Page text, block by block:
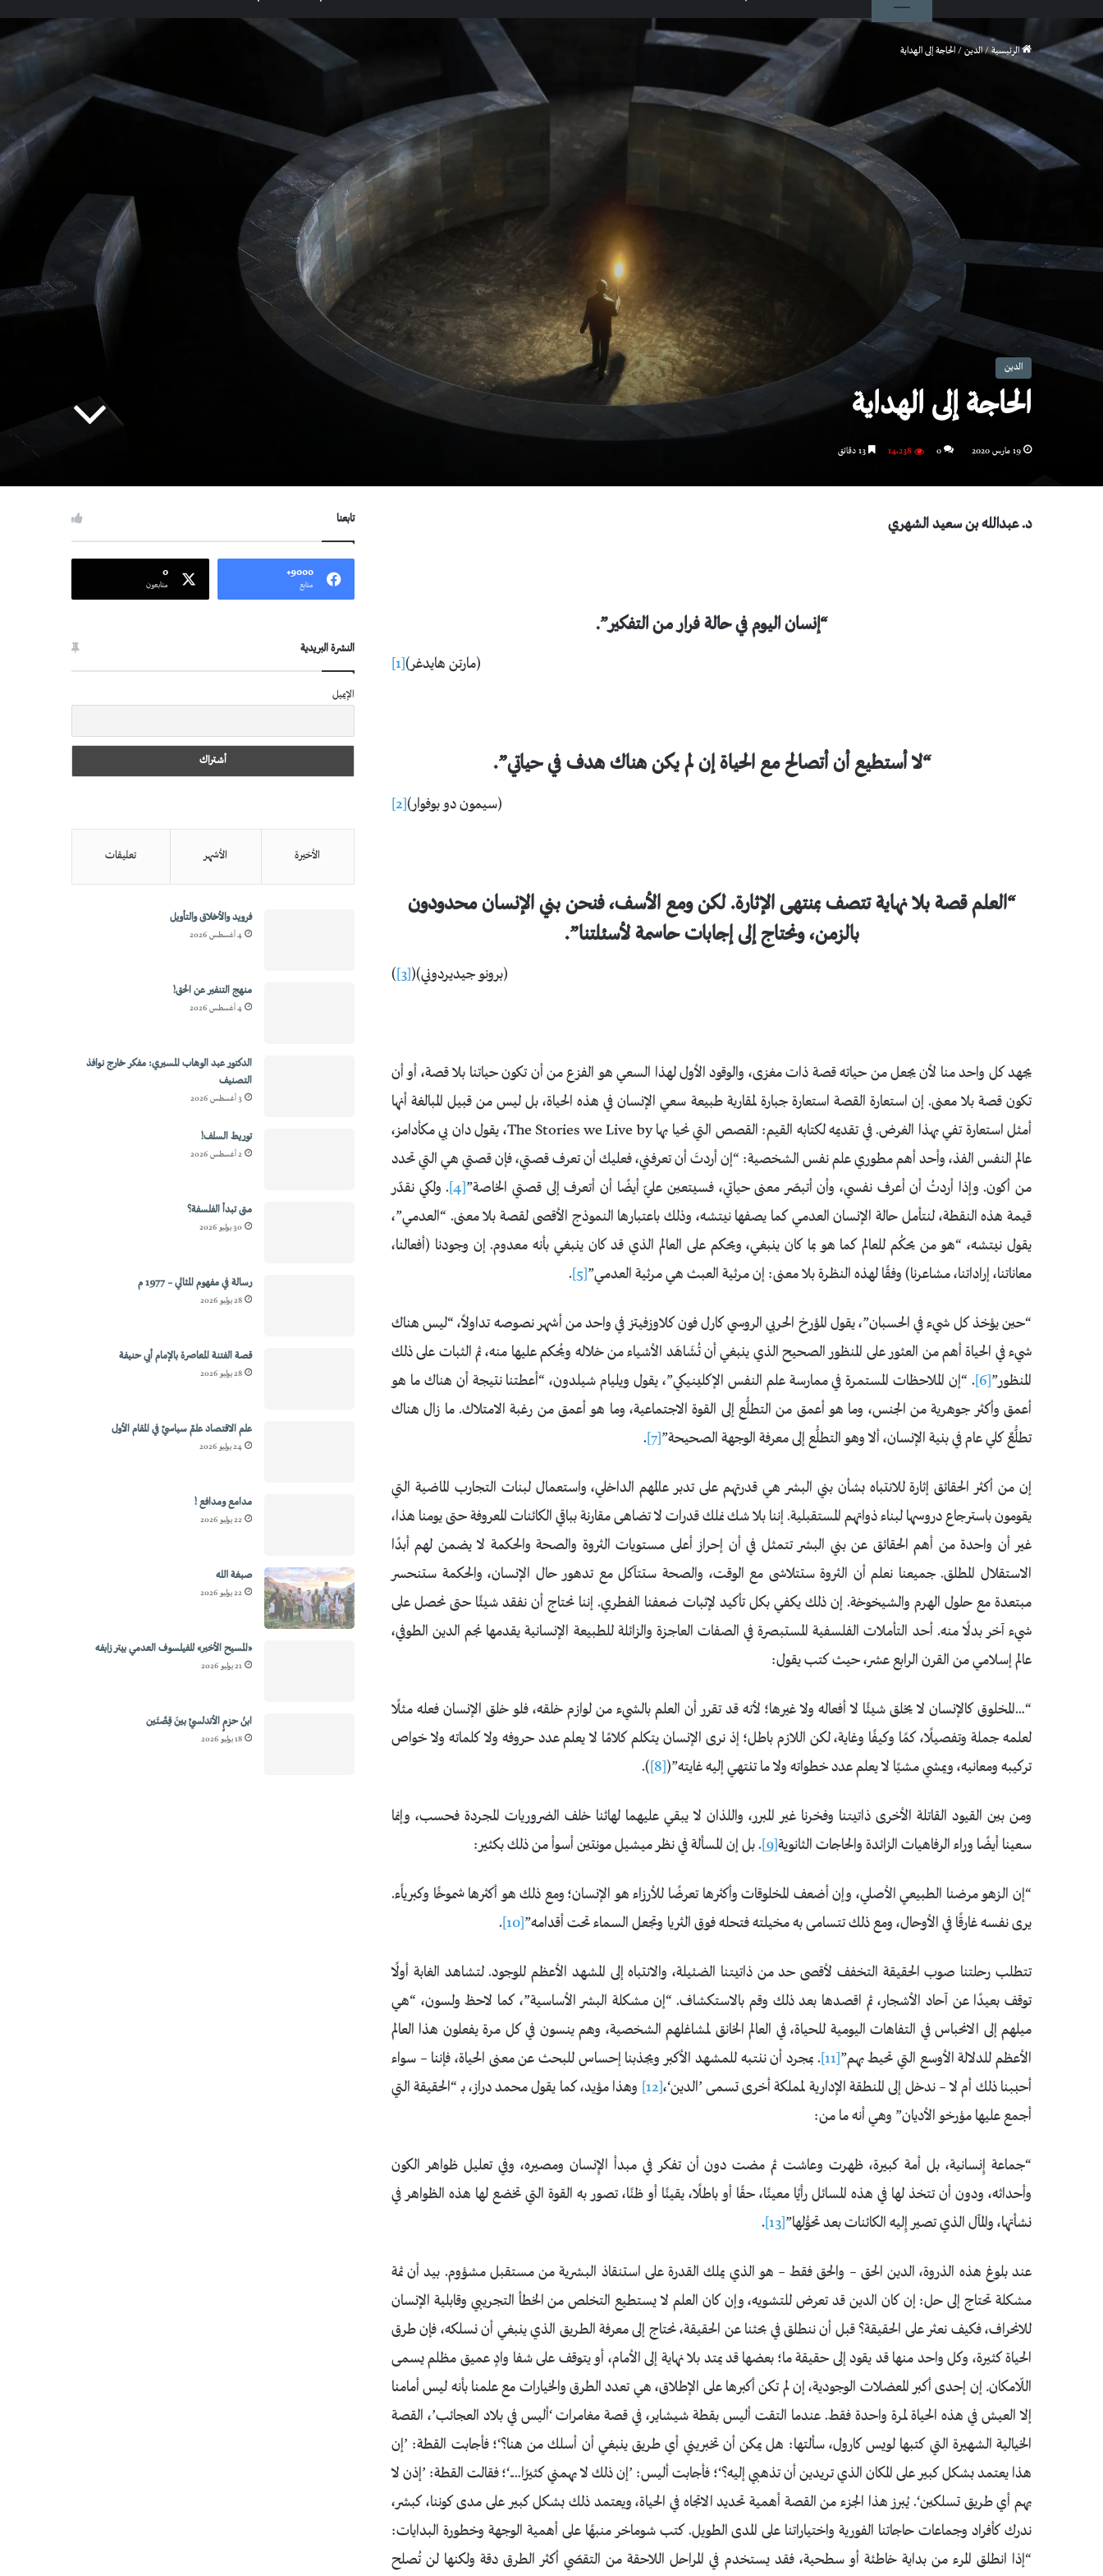
الرئيسية / الدين / الحاجة إلى الهداية
الدين
الحاجة إلى الهداية
19 مارس 2020 0 14٬238
د. عبدالله بن سعيد الشهري
“إنسان اليوم في حالة فرار من التفكير”.
(مارتن هايدغر)[1]
“لا أستطيع أن أتصالح مع الحياة إن لم يكن هناك هدف في حياتي”.
(سيمون دو بوفوار)[2]
“العلم قصة بلا نهاية تتصف بمنتهى الإثارة. لكن ومع الأسف، فنحن بني الإنسان محدودون
بالزمن، ونحتاج إلى إجابات حاسمة لأسئلتنا”.
(برونو جيديردوني)([3]
)
يجهد كل واحد منا لأن يجعل من حياته قصة ذات مغزى، والوقود الأول لهذا السعي هو الفزع من أن تكون حياتنا بلا قصة، أو أن
تكون قصة بلا معنى. إن استعارة القصة استعارة جبارة لمقاربة طبيعة سعي الإنسان في هذه الحياة، بل ليس من قبيل المبالغة أنها
أمثل استعارة تفي بهذا الغرض. في تقديمه لكتابه القيم: القصص التي نحيا بها The Stories we Live by، يقول دان بي مكأدامز،
عالم النفس الفذ، وأحد أهم مطوري علم نفس الشخصية: “إن أردتَ أن تعرفني، فعليك أن تعرف قصتي، فإن قصتي هي التي تحدد
من أكون. وإذا أردتُ أن أعرف نفسي، وأن أتبصّر معنى حياتي، فسيتعين عليّ أيضًا أن أتعرف إلى قصتي الخاصة”[4]
. ولكي نقدّر
قيمة هذه النقطة، لنتأمل حالة الإنسان العدمي كما يصفها نيتشه، وذلك باعتبارها النموذج الأقصى لقصة بلا معنى. “العدمي”،
يقول نيتشه، “هو من يحكُم للعالم كما هو بما كان ينبغي، ويحكم على العالم الذي قد كان ينبغي بأنه معدوم. إن وجودنا (أفعالنا،
معاناتنا، إراداتنا، مشاعرنا) وفقًا لهذه النظرة بلا معنى: إن مرثية العبث هي مرثية العدمي”[5]
.
“حين يؤخذ كل شيء في الحسبان”، يقول المؤرخ الحربي الروسي كارل فون كلاوزفيتز في واحد من أشهر نصوصه تداولاً، “ليس هناك
شيء في الحياة أهم من العثور على المنظور الصحيح الذي ينبغي أن تُشَاهَد الأشياء من خلاله ويُحكم عليها منه، ثم الثبات على ذلك
المنظور”[6]
. “إن الملاحظات المستمرة في ممارسة علم النفس الإكلينيكي”، يقول ويليام شيلدون، “أعطتنا نتيجة أن هناك ما هو
أعمق وأكثر جوهرية من الجنس، وما هو أعمق من التطلُّع إلى القوة الاجتماعية، وما هو أعمق من رغبة الامتلاك. ما زال هناك
تطلُّعٌ كلي عام في بنية الإنسان، ألا وهو التطلُّع إلى معرفة الوجهة الصحيحة”[7]
.
إن من أكثر الحقائق إثارة للانتباه بشأن بني البشر هي قدرتهم على تدبر عالمهم الداخلي، واستعمال لبنات التجارب الماضية التي
يقومون باسترجاع دروسها لبناء ذواتهم المستقبلية. إننا بلا شك نملك قدرات لا تضاهى مقارنة بباقي الكائنات المعروفة حتى يومنا هذا،
غير أن واحدة من أهم الحقائق عن بني البشر تتمثل في أن إحراز أعلى مستويات الثروة والصحة والحكمة لا يضمن لهم أبدًا
الاستقلال المطلق. جميعنا نعلم أن الثروة ستتلاشى مع الوقت، والصحة ستتآكل مع تدهور حال الإنسان، والحكمة ستنحسر
مبتعدة مع حلول الهرم والشيخوخة. إن ذلك يكفي بكل تأكيد لإثبات ضعفنا الفطري. إننا نحتاج أن نفقد شيئًا حتى نحصل على
شيء آخر بدلًا منه. أحد التأملات الفلسفية المستبصرة في الصفات العاجزة والزائلة للطبيعة الإنسانية يقدمها نجم الدين الطوفي،
عالم إسلامي من القرن الرابع عشر، حيث كتب يقول:
“…المخلوق كالإنسان لا يخلق شيئًا لا أفعاله ولا غيرها؛ لأنه قد تقرر أن العلم بالشيء من لوازم خلقه، فلو خلق الإنسان فعله مثلًا
لعلمه جملة وتفصيلًا، كمًا وكيفًا وغاية، لكن اللازم باطل؛ إذ نرى الإنسان يتكلم كلامًا لا يعلم عدد حروفه ولا كلماته ولا خواص
تركيبه ومعانيه، ويمشي مشيًا لا يعلم عدد خطواته ولا ما تنتهي إليه غايته”([8]
).
ومن بين القيود القاتلة الأخرى ذاتيتنا وفخرنا غير المبرر، واللذان لا يبقي عليهما لهاثنا خلف الضروريات المجردة فحسب، وإنما
سعينا أيضًا وراء الرفاهيات الزائدة والحاجات الثانوية[9] . بل إن المسألة في نظر ميشيل مونتين أسوأ من ذلك بكثير:
“إن الزهو مرضنا الطبيعي الأصلي، وإن أضعف المخلوقات وأكثرها تعرضًا للأرزاء هو الإنسان؛ ومع ذلك هو أكثرها شموخًا وكبرياًء.
يرى نفسه غارقًا في الأوحال، ومع ذلك تتسامى به مخيلته فتحله فوق الثريا وتجعل السماء تحت أقدامه”[10]
.
تتطلب رحلتنا صوب الحقيقة التخفف لأقصى حد من ذاتيتنا الضئيلة، والانتباه إلى المشهد الأعظم للوجود. لتشاهد الغابة أولًا
توقف بعيدًا عن آحاد الأشجار، ثم اقصدها بعد ذلك وقم بالاستكشاف. “إن مشكلة البشر الأساسية”، كما لاحظ ولسون، “هي
ميلهم إلى الانحباس في التفاهات اليومية للحياة، في العالم الخانق لمشاغلهم الشخصية، وهم ينسون في كل مرة يفعلون هذا العالم
الأعظم للدلالة الأوسع التي تحيط بهم”[11]
. بمجرد أن ننتبه للمشهد الأكبر ويجذبنا إحساس للبحث عن معنى الحياة، فإننا – سواء
أحببنا ذلك أم لا – ندخل إلى المنطقة الإدارية لمملكة أخرى تسمى ’الدين‘،[12]
وهذا مؤيد، كما يقول محمد دراز، بـ “الحقيقة التي
أجمع عليها مؤرخو الأديان” وهي أنه ما من:
“جماعة إِنسانية، بل أمة كبيرة، ظهرت وعاشت ثم مضت دون أن تفكر في مبدأ الإِنسان ومصيره، وفي تعليل ظواهر الكون
وأحداثه، ودون أن تتخذ لها في هذه المسائل رأيًا معينًا، حقًا أو باطلًا، يقينًا أو ظنًا، تصور به القوة التي تخضع لها هذه الظواهر في
نشأتها، والمآل الذي تصير إِليه الكائنات بعد تحوُّلها”[13]
.
عند بلوغ هذه الذروة، الدين الحق – والحق فقط – هو الذي يملك القدرة على استنقاذ البشرية من مستقبل مشؤوم. بيد أن ثمة
مشكلة تحتاج إلى حل: إن كان الدين قد تعرض للتشويه، وإن كان العلم لا يستطيع التخلص من الخطأ التجريبي وقابلية الإنسان
للانحراف، فكيف نعثر على الحقيقة؟ قبل أن ننطلق في بحثنا عن الحقيقة، نحتاج إلى معرفة الطريق الذي ينبغي أن نسلكه، فإن طرق
الحياة كثيرة، وكل واحد منها قد يقود إلى حقيقة ما؛ بعضها قد يمتد بلا نهاية إلى الأمام، أو يتوقف على شفا وادٍ عميق مظلم يسمى
اللّامكان. إن إحدى أكبر المعضلات الوجودية، إن لم تكن أكبرها على الإطلاق، هي تعدد الطرق والخيارات مع علمنا بأنه ليس أمامنا
إلا العيش في هذه الحياة لمرة واحدة فقط. عندما التقت أليس بقطة شيشاير، في قصة مغامرات ‘أليس في بلاد العجائب’، القصة
الخيالية الشهيرة التي كتبها لويس كارول، سألتها: هل يمكن أن تخبريني أي طريق ينبغي أن أسلك من هنا؟‘؛ فأجابت القطة: ’إن
هذا يعتمد بشكل كبير على المكان الذي تريدين أن تذهبي إليه؟‘؛ فأجابت أليس: ’إن ذلك لا يهمني كثيرًا….‘؛ فقالت القطة: ’إذن لا
يهم أي طريق تسلكين‘. يُبرز هذا الجزء من القصة أهمية تحديد الاتجاه في الحياة، ويعتمد ذلك بشكل كبير على مدى كوننا، كبشر،
ندرك كأفراد وجماعات حاجاتنا الفورية واختياراتنا على المدى الطويل. كتب شوماخر منبهًا على أهمية الوجهة وخطورة البدايات:
“إذا انطلق المرء من بداية خاطئة أو سطحية، فقد يستخدم في المراحل اللاحقة من التقصّي أكثر الطرق دقة ولكنها لن تُصلح
تابعنا
9000+
متابع
0
متابعون
النشرة البريدية
الإيميل
الأخيرة الأشهر تعليقات
فرويد والأخلاق والتأويل
4 أغسطس 2026
منهج التنفير عن الحق!
4 أغسطس 2026
الدكتور عبد الوهاب المسيري: مفكر خارج نوافذ
التصنيف
3 أغسطس 2026
توريط السلف!
2 أغسطس 2026
متى تبدأ الفلسفة؟
30 يوليو 2026
رسالة في مفهوم المثالي – 1977 م
28 يوليو 2026
قصة الفتنة المعاصرة بالإمام أبي حنيفة
28 يوليو 2026
علم الاقتصاد علمٌ سياسيٌ في المقام الأول
24 يوليو 2026
مدامع ومدافع !
22 يوليو 2026
صبغة الله
22 يوليو 2026
«المسيح الأخير» للفيلسوف العدمي بيتر زابفه
21 يوليو 2026
ابنُ حزمٍ الأندلسيِّ بينَ قِصَّتَين
18 يوليو 2026